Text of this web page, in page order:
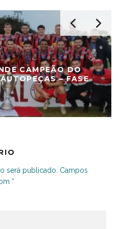
CAMPEÃO DO
– FASE
será publicado. Campos
*